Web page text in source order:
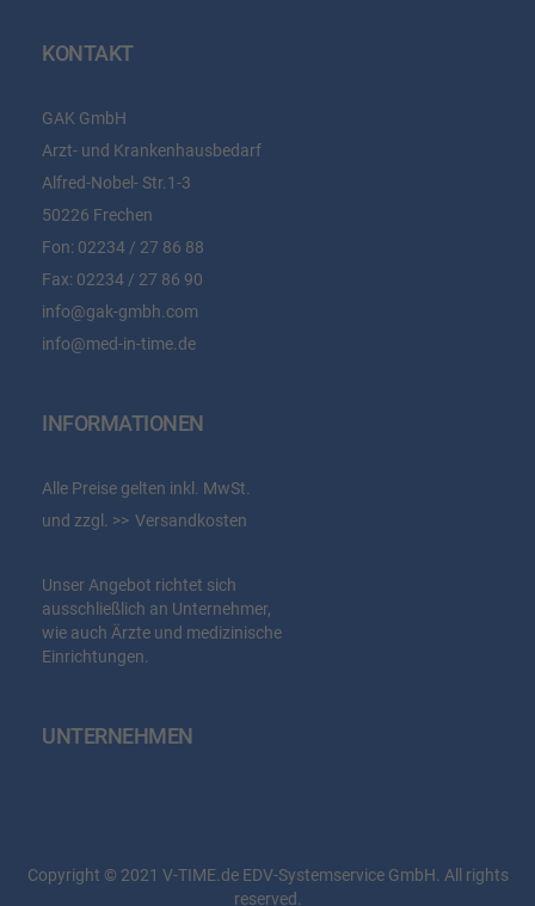
KONTAKT
GAK GmbH
Arzt- und Krankenhausbedarf
Alfred-Nobel- Str.1-3
50226 Frechen
Fon: 02234 / 27 86 88
Fax: 02234 / 27 86 90
info@gak-gmbh.com
info@med-in-time.de
INFORMATIONEN
Alle Preise gelten inkl. MwSt.
und zzgl.
Versandkosten
Unser Angebot richtet sich
ausschließlich an Unternehmer,
wie auch Ärzte und medizinische
Einrichtungen.
UNTERNEHMEN
Copyright © 2021 V-TIME.de EDV-Systemservice GmbH. All rights
reserved.